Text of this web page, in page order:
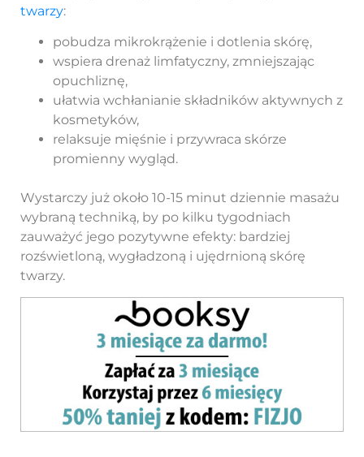
twarzy:
pobudza mikrokrążenie i dotlenia skórę,
wspiera drenaż limfatyczny, zmniejszając
opuchliznę,
ułatwia wchłanianie składników aktywnych z
kosmetyków,
relaksuje mięśnie i przywraca skórze
promienny wygląd.
Wystarczy już około 10-15 minut dziennie masażu
wybraną techniką, by po kilku tygodniach
zauważyć jego pozytywne efekty: bardziej
rozświetloną, wygładzoną i ujędrnioną skórę
twarzy.